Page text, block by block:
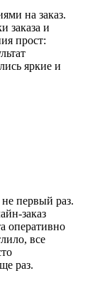
на заказ.
заказа и
прост:
яркие и
первый раз.
заказ
оперативно
все
раз.